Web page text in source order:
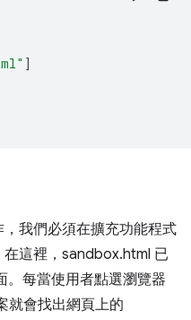
]
我們必須在擴充功能程式
這裡，sandbox.html 已
。每當使用者點選瀏覽器
就會找出網頁上的